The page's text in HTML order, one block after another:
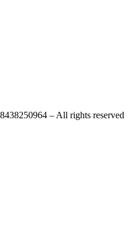
– All rights reserved